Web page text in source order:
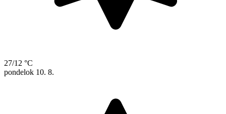
27/12 °C
pondelok 10. 8.